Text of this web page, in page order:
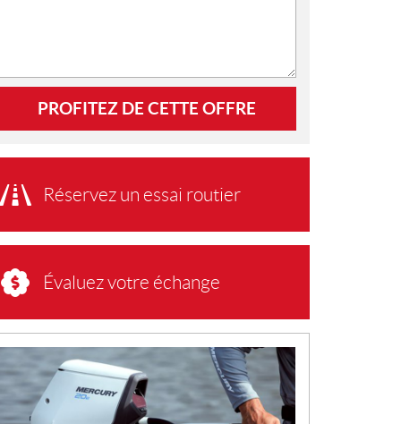
PROFITEZ DE CETTE OFFRE
Réservez un essai routier
Évaluez votre échange
V